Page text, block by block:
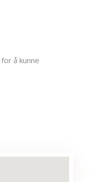
for å kunne